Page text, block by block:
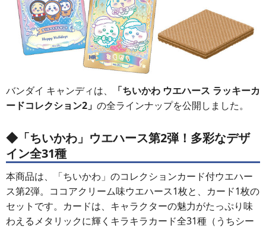
バンダイ キャンディは、
「ちいかわ ウエハース ラッキーカ
ードコレクション2」 の全ラインナップを公開しました。
◆「ちいかわ」ウエハース第2弾！多彩なデザ
イン全31種
本商品は、「ちいかわ」のコレクションカード付ウエハー
ス第2弾。ココアクリーム味ウエハース1枚と、カード1枚の
セットです。カードは、キャラクターの魅力がたっぷり味
わえるメタリックに輝くキラキラカード全31種（うちシー